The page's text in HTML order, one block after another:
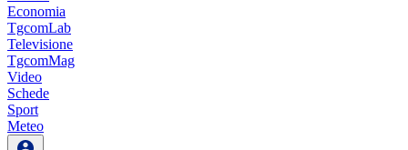
Economia
TgcomLab
Televisione
TgcomMag
Video
Schede
Sport
Meteo